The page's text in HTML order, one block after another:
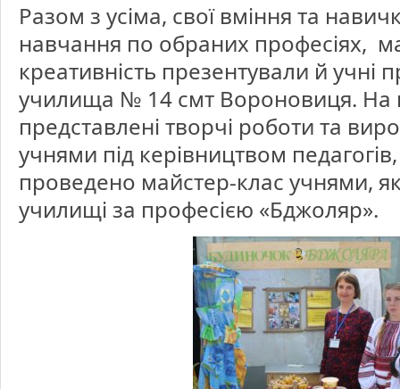
Разом з усіма, свої вміння та
навчання по обраних професіях,
креативність презентували й учні
училища № 14 смт Вороновиця. На
представлені творчі роботи та
учнями під керівництвом
проведено майстер-клас учнями,
училищі за професією «Бджоляр».